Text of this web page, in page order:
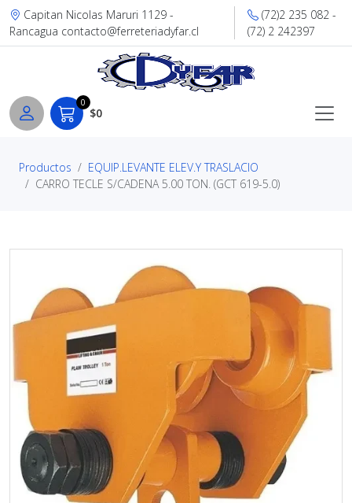
Capitan Nicolas Maruri 1129 -
Rancagua contacto@ferreteriadyfar.cl
(72)2 235 082 -
(72) 2 242397
0
$0
Productos
EQUIP.LEVANTE ELEV.Y TRASLACIO
CARRO TECLE S/CADENA 5.00 TON. (GCT 619-5.0)